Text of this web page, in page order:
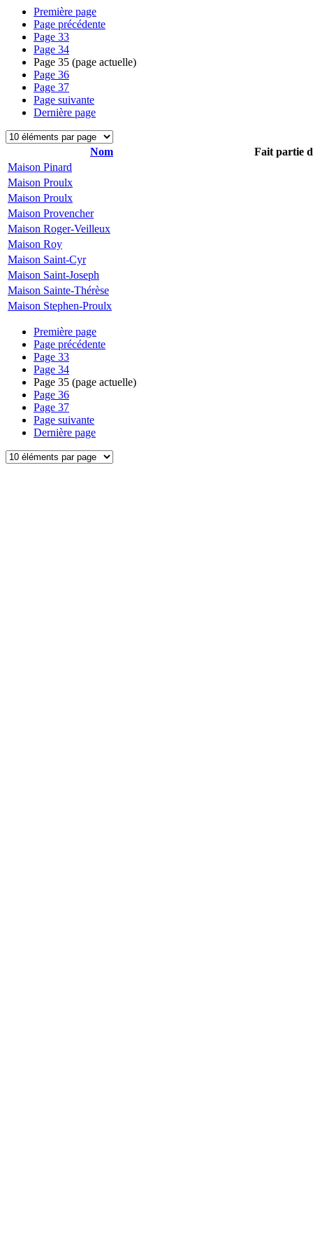
Première page
Page précédente
Page 33
Page 34
Page 35 (page actuelle)
Page 36
Page 37
Page suivante
Dernière page
Nom
Fait partie
Maison Pinard
Maison Proulx
Maison Proulx
Maison Provencher
Maison Roger-Veilleux
Maison Roy
Maison Saint-Cyr
Maison Saint-Joseph
Maison Sainte-Thérèse
Maison Stephen-Proulx
Première page
Page précédente
Page 33
Page 34
Page 35 (page actuelle)
Page 36
Page 37
Page suivante
Dernière page